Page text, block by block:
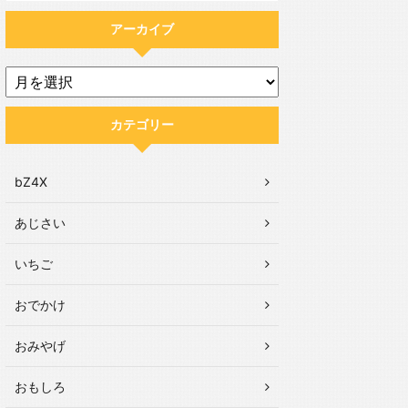
アーカイブ
カテゴリー
bZ4X
あじさい
いちご
おでかけ
おみやげ
おもしろ